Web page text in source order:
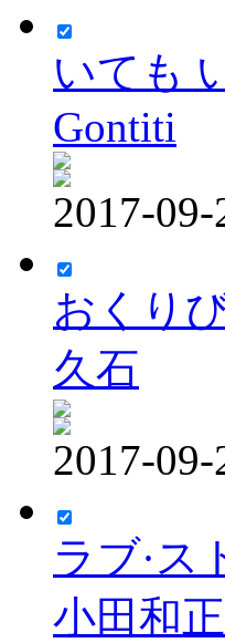
いても
Gontiti
2017-09-
おくり
久石
2017-09-
ラブ·ス
小田和正